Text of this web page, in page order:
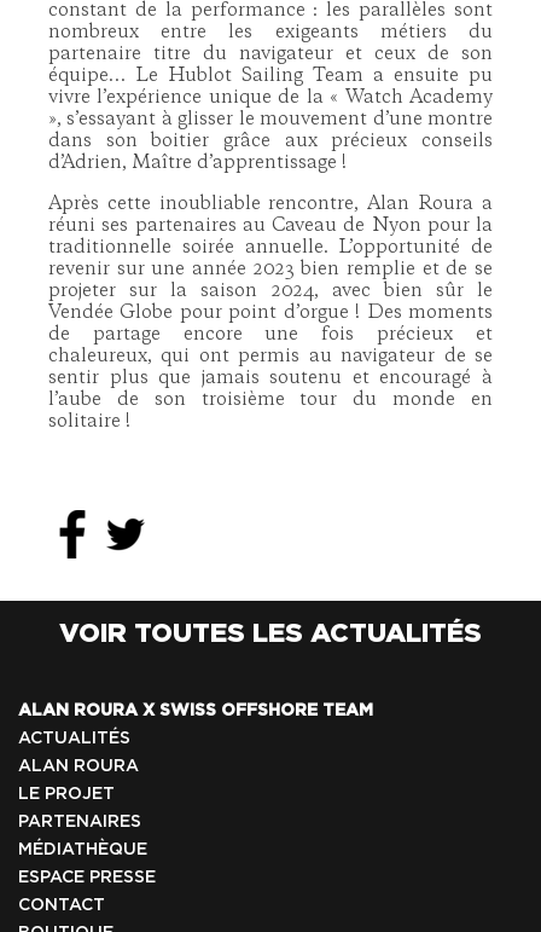
constant de la performance : les parallèles sont
nombreux entre les exigeants métiers du
partenaire titre du navigateur et ceux de son
équipe… Le Hublot Sailing Team a ensuite pu
vivre l’expérience unique de la « Watch Academy
», s’essayant à glisser le mouvement d’une montre
dans son boitier grâce aux précieux conseils
d’Adrien, Maître d’apprentissage !
Après cette inoubliable rencontre, Alan Roura a
réuni ses partenaires au Caveau de Nyon pour la
traditionnelle soirée annuelle. L’opportunité de
revenir sur une année 2023 bien remplie et de se
projeter sur la saison 2024, avec bien sûr le
Vendée Globe pour point d’orgue ! Des moments
de partage encore une fois précieux et
chaleureux, qui ont permis au navigateur de se
sentir plus que jamais soutenu et encouragé à
l’aube de son troisième tour du monde en
solitaire !
VOIR TOUTES LES ACTUALITÉS
ALAN ROURA X SWISS OFFSHORE TEAM
ACTUALITÉS
ALAN ROURA
LE PROJET
PARTENAIRES
MÉDIATHÈQUE
ESPACE PRESSE
CONTACT